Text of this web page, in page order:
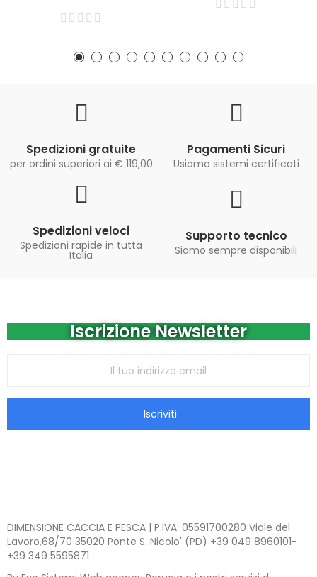
Spedizioni gratuite
per ordini superiori ai € 119,00
Pagamenti Sicuri
Usiamo sistemi certificati
Spedizioni veloci
Spedizioni rapide in tutta
Italia
Supporto tecnico
Siamo sempre disponibili
Iscrizione Newsletter
Iscriviti
DIMENSIONE CACCIA E PESCA | P.IVA: 05591700280 Viale del
Lavoro,68/70 35020 Ponte S. Nicolo' (PD) +39 049 8960101-
+39 349 5595871